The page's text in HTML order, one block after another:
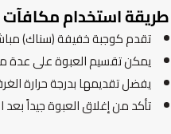
طريقة استخدام
تقدم كوجبة خفيفة (سناك)
يمكن تقسيم العبوة على عدة
يفضل تقديمها بدرجة حرارة
تأكد من إغلاق العبوة جيداً